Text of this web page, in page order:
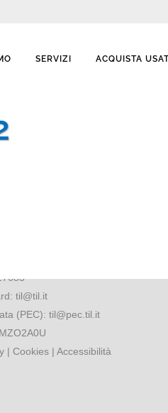
SERVIZI ACQUISTA
Emilia (I)
til@til.it
(PEC): til@pec.til.it
| Cookies | Accessibilità